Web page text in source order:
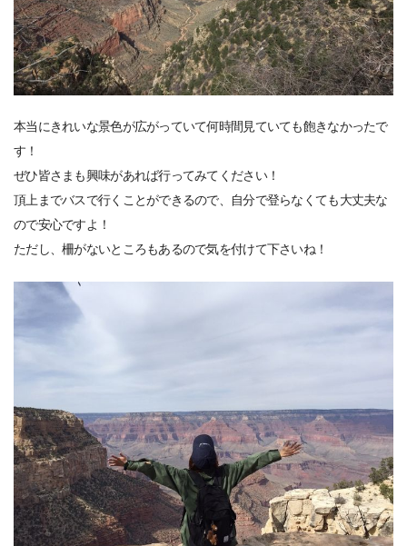
本当にきれいな景色が広がっていて何時間見ていても飽きなかったで
す！
ぜひ皆さまも興味があれば行ってみてください！
頂上までバスで行くことができるので、自分で登らなくても大丈夫な
ので安心ですよ！
ただし、柵がないところもあるので気を付けて下さいね！